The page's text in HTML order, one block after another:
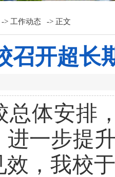
-> 工作动态 -> 正文
召开超长
总体安排
进一步提
效，我校于